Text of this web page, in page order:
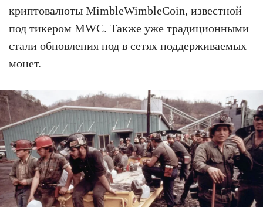
криптовалюты MimbleWimbleCoin, известной
под тикером MWC. Также уже традиционными
стали обновления нод в сетях поддерживаемых
монет.